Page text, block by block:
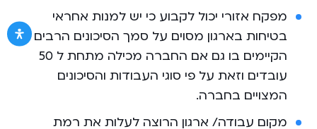
מפקח אזורי יכול לקבוע כי יש למנות אחראי
בטיחות בארגון מסוים על סמך הסיכונים הרבים
הקיימים בו גם אם החברה מכילה מתחת ל 50
עובדים וזאת על פי סוגי העבודות והסיכונים
המצויים בחברה.
מקום עבודה/ ארגון הרוצה לעלות את רמת